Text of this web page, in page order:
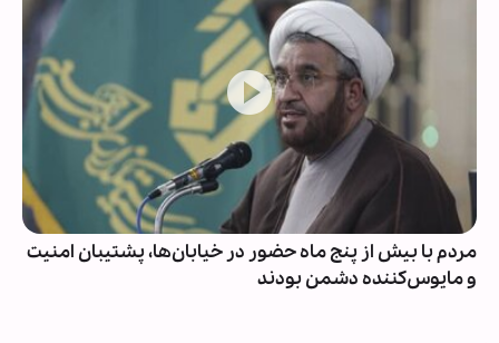
مردم با بیش از پنج ماه حضور در خیابان‌ها، پشتیبان امنیت
و مایوس‌کننده دشمن بودند